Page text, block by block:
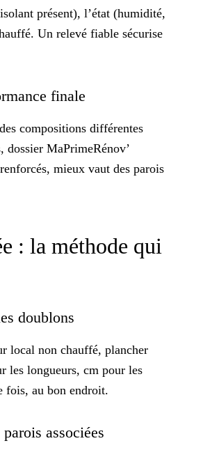
présent), l’état (humidité,
Un relevé fiable sécurise
finale
compositions différentes
, dossier MaPrimeRénov’
, mieux vaut des parois
: la méthode qui
doublons
local non chauffé, plancher
les longueurs, cm pour les
fois, au bon endroit.
associées